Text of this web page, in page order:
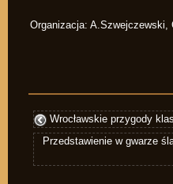
Organizacja:
Wrocławskie przygody
Przedstawienie w gwarze